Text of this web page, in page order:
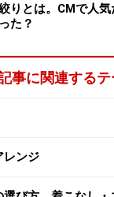
りとは。CMで人
た？
事に関連するテ
レンジ